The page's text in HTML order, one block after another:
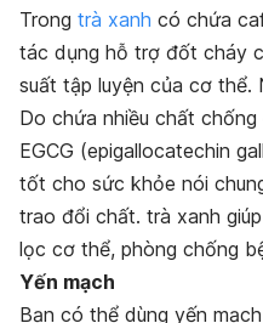
Trong trà xanh có chứa
tác dụng hỗ trợ đốt cháy
suất tập luyện của cơ thể.
Do chứa nhiều chất
EGCG (epigallocatechin
tốt cho sức khỏe nói
trao đổi chất. trà xanh
lọc cơ thể, phòng chống
Yến mạch
Bạn có thể dùng yến